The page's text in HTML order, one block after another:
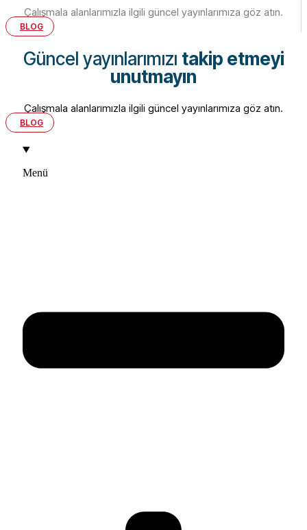
Çalışmala alanlarımızla ilgili güncel yayınlarımıza göz atın.
BLOG
Güncel yayınlarımızı takip etmeyi
unutmayın
Çalışmala alanlarımızla ilgili güncel yayınlarımıza göz atın.
BLOG
Menü